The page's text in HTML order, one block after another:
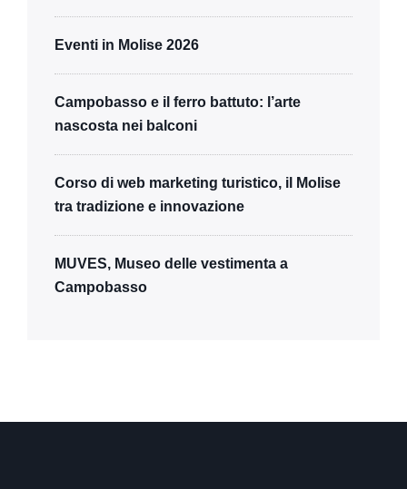
Eventi in Molise 2026
Campobasso e il ferro battuto: l’arte
nascosta nei balconi
Corso di web marketing turistico, il Molise
tra tradizione e innovazione
MUVES, Museo delle vestimenta a
Campobasso